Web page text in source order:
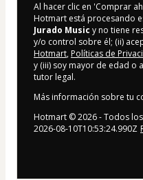
Al hacer clic en 'Comprar
Hotmart está procesando
Jurado Music y no tiene
y/o control sobre él; (ii)
Hotmart, Políticas de
y (iii) soy mayor de edad o
tutor legal.
Más información sobre tu
Hotmart ©2026- Todos
2026-08-10T10:53:24.990Z